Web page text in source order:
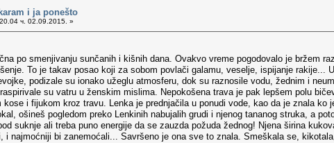
i ja ponešto
20.04 ч. 02.09.2015. »
smenjivanju sunčanih i kišnih dana. Ovakvo vreme pogodovalo je bržem
To je takav posao koji za sobom povlači galamu, veselje, ispijanje
podizale su ionako užeglu atmosferu, dok su raznosile vodu, žednim i
su vatru u ženskim mislima. Nepokošena trava je pak lepšem polu
i fijukom kroz travu. Lenka je prednjačila u ponudi vode, kao da je znala
ošineš pogledom preko Lenkinih nabujalih grudi i njenog tananog struka, a
suknje ali treba puno energije da se zauzda požuda žednog! Njena širina
i najmoćniji bi zanemoćali... Savršeno je ona sve to znala. Smeškala se,